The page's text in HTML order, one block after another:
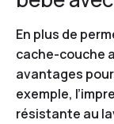
En plus de
cache-couche
avantages
exemple,
résistante au